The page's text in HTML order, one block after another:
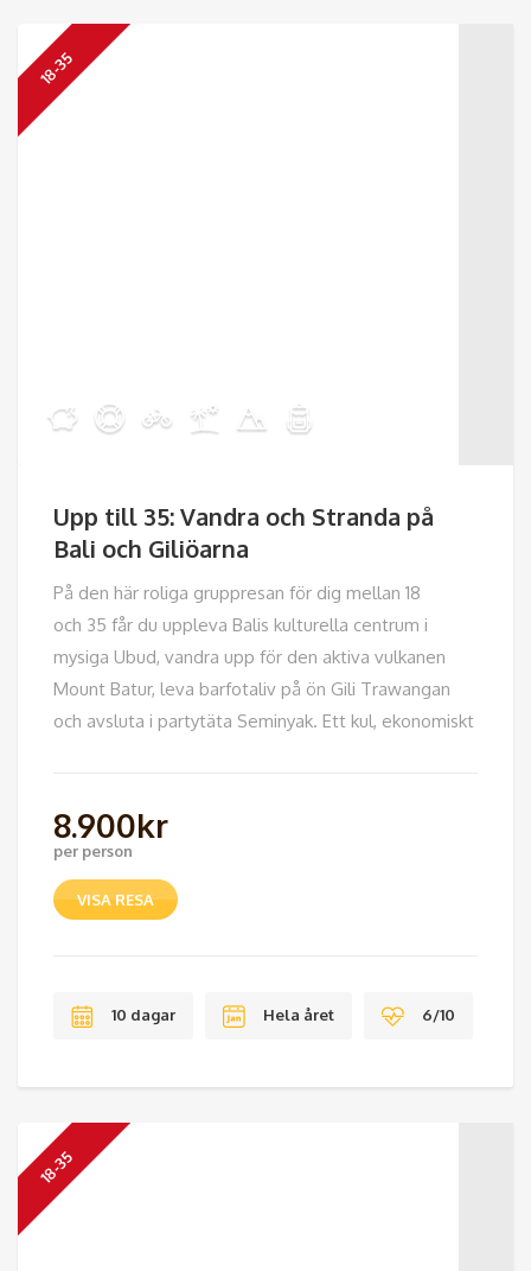
18-35
Upp till 35: Vandra och Stranda på
Bali och Giliöarna
På den här roliga gruppresan för dig mellan 18
och 35 får du uppleva Balis kulturella centrum i
mysiga Ubud, vandra upp för den aktiva vulkanen
Mount Batur, leva barfotaliv på ön Gili Trawangan
och avsluta i partytäta Seminyak. Ett kul, ekonomiskt
8.900kr
per person
VISA RESA
10 dagar Hela året 6/10
18-35